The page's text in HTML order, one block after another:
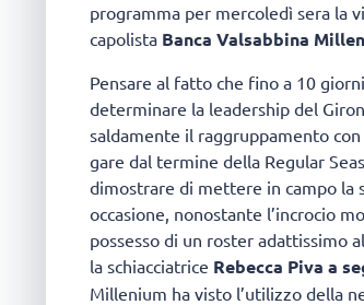
programma per mercoledì sera la
capolista Banca Valsabbina
Pensare al fatto che fino a 10
determinare la leadership del
saldamente il raggruppamento
gare dal termine della Regular
dimostrare di mettere in campo la
occasione, nonostante l’incrocio
possesso di un roster adattissimo
la schiacciatrice Rebecca Piva a
Millenium ha visto l’utilizzo della